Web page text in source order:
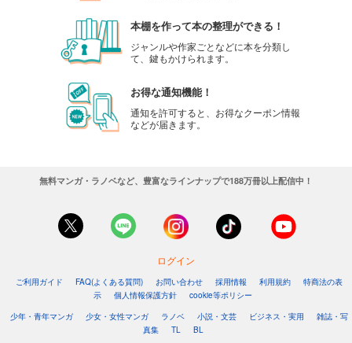
本棚を作って本の整理ができる！
ジャンルや作家ごとなどに本を分類し
て、鍵もかけられます。
お得な通知機能！
通知を許可すると、お得なクーポン情報
などが届きます。
無料マンガ・ラノベなど、豊富なラインナップで188万冊以上配信中！
ログイン
ご利用ガイド FAQ(よくある質問) お問い合わせ 採用情報 利用規約
特商法の表
示
個人情報保護方針
cookie等ポリシー
少年・青年マンガ
少女・女性マンガ ラノベ 小説・文芸 ビジネス・実用
雑誌・写
真集
TL BL